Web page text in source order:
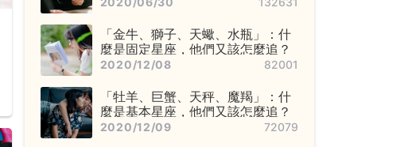
「金牛、獅子、天蠍、水瓶」：什
麼是固定星座，他們又該怎麼追？
2020/12/08 82001
「牡羊、巨蟹、天秤、魔羯」：什
麼是基本星座，他們又該怎麼追？
2020/12/09 72079